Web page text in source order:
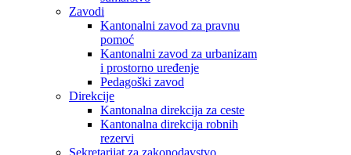
Zavodi
Kantonalni zavod za pravnu
pomoć
Kantonalni zavod za urbanizam
i prostorno uređenje
Pedagoški zavod
Direkcije
Kantonalna direkcija za ceste
Kantonalna direkcija robnih
rezervi
Sekretarijat za zakonodavstvo